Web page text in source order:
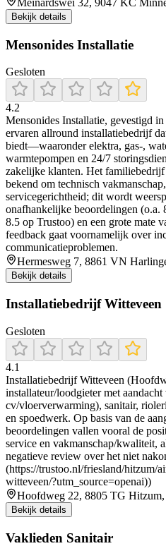
Meinardswei 32, 9047 KC
Bekijk details
Mensonides Installatie
Gesloten
4.2
Mensonides Installatie, gevestigd
ervaren allround installatiebedrijf
biedt—waaronder elektra, gas-,
warmtepompen en 24/7
zakelijke klanten. Het familiebedrijf
bekend om technisch
servicegerichtheid; dit wordt
onafhankelijke beoordelingen (o.a.
8.5 op Trustoo) en een grote mate
feedback gaat voornamelijk over
communicatieproblemen.
Hermesweg 7, 8861 VN
Bekijk details
Installatiebedrijf Witteveen
Gesloten
4.1
Installatiebedrijf Witteveen
installateur/loodgieter met
cv/vloerverwarming), sanitair,
en spoedwerk. Op basis van de
beoordelingen vallen vooral de
service en vakmanschap/kwaliteit,
negatieve review over het niet
(https://trustoo.nl/friesland/hitzum/
witteveen/?utm_source=openai))
Hoofdweg 22, 8805 TG Hitzum,
Bekijk details
Vaklieden Sanitair